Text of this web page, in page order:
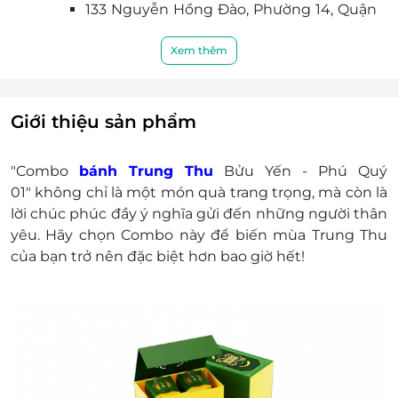
133 Nguyễn Hồng Đào, Phường 14, Quận
dụng đổi bánh từ ngày 26/07/2024
Nội (Sagogifts): Áp dụng đổi bánh từ
Điện thoại liên hệ & tư vấn: 093 650 9799
Một khách hàng được mua nhiều E-Voucher/E-
Coupon
E-Voucher/E-Coupon không có giá trị quy đổi
thành tiền mặt, không trả lại tiền thừa
Xem thêm
Giới thiệu sản phẩm
"Combo bánh Trung Thu Bửu Yến - Phú Quý
01" không chỉ là một món quà trang trọng, mà còn là
lời chúc phúc đầy ý nghĩa gửi đến những người thân
yêu. Hãy chọn Combo này để biến mùa Trung Thu
của bạn trở nên đặc biệt hơn bao giờ hết!